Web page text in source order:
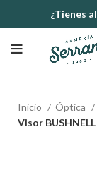
¿Tienes
Inicio Óptica
Visor